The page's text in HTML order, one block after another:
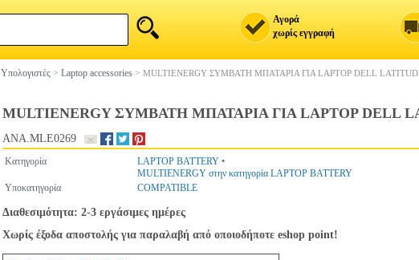
Αγορά
χωρίς εγγραφή
Υπολογιστές > Laptop accessories > MULTIENERGY ΣΥΜΒΑΤΗ ΜΠΑΤΑΡΙΑ ΓΙΑ LAPTOP DELL
MULTIENERGY ΣΥΜΒΑΤΗ ΜΠΑΤΑΡΙΑ ΓΙΑ LAPTOP DELL
ANA.MLE0269
Κατηγορία LAPTOP BATTERY •
MULTIENERGY στην κατηγορία LAPTOP BATTERY
Υποκατηγορία
COMPATIBLE
Διαθεσιμότητα: 2-3 εργάσιμες ημέρες
Χωρίς έξοδα αποστολής για παραλαβή από οποιοδήποτε eshop point!